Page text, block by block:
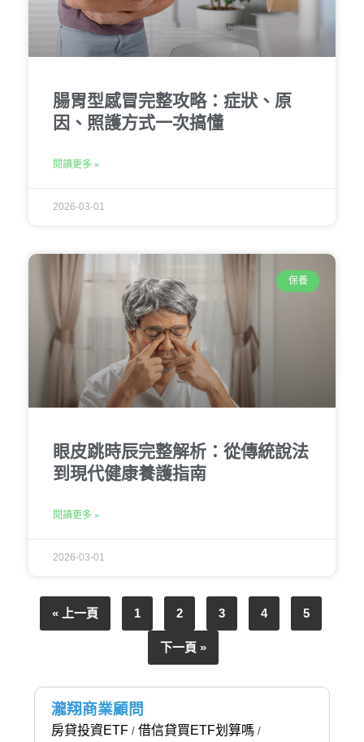
腸胃型感冒完整攻略：症狀、原
因、照護方式一次搞懂
閱讀更多 »
2026-03-01
保養
眼皮跳時辰完整解析：從傳統說法
到現代健康養護指南
閱讀更多 »
2026-03-01
« 上一頁 1 2 3 4 5
下一頁 »
瀧翔商業顧問
房貸投資ETF / 借信貸買ETF划算嗎 /